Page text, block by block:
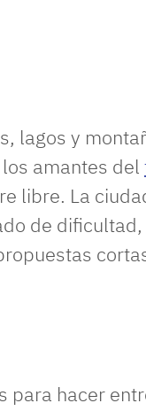
lagos y
amantes del
libre. La
de
para hacer